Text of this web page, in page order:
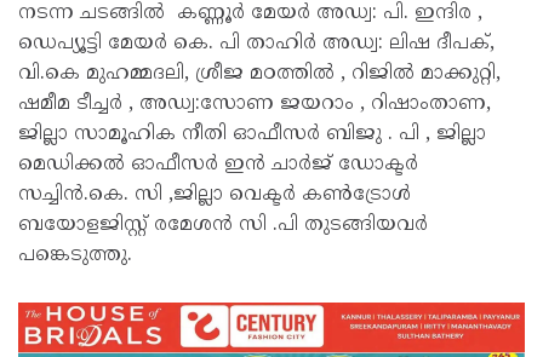
നടന്ന ചടങ്ങിൽ കണ്ണൂർ മേയർ അഡ്വ: പി. ഇന്ദിര ,
ഡെപ്യൂട്ടി മേയർ കെ. പി താഹിർ അഡ്വ: ലിഷ ദീപക്,
വി.കെ മുഹമ്മദലി, ശ്രീജ മഠത്തിൽ , റിജിൽ മാക്കുറ്റി,
ഷമീമ ടീച്ചർ , അഡ്വ:സോണ ജയറാം , റിഷാംതാണ,
ജില്ലാ സാമൂഹിക നീതി ഓഫീസർ ബിജു . പി , ജില്ലാ
മെഡിക്കൽ ഓഫീസർ ഇൻ ചാർജ് ഡോക്ടർ
സച്ചിൻ.കെ. സി ,ജില്ലാ വെക്ടർ കൺട്രോൾ
ബയോളജിസ്റ്റ് രമേശൻ സി .പി തുടങ്ങിയവർ
പങ്കെടുത്തു.